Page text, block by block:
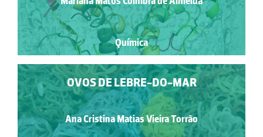
OVOS DE LEBRE-DO-MAR
Ana Cristina Matias Vieira Torrão
Química